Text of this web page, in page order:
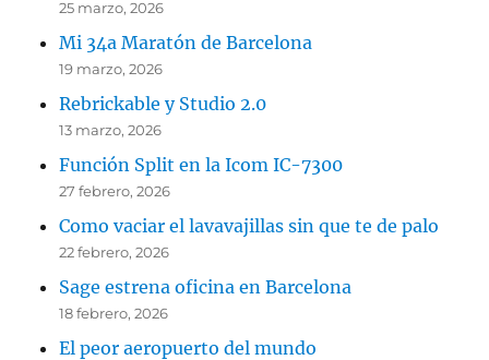
25 marzo, 2026
Mi 34a Maratón de Barcelona
19 marzo, 2026
Rebrickable y Studio 2.0
13 marzo, 2026
Función Split en la Icom IC-7300
27 febrero, 2026
Como vaciar el lavavajillas sin que te de palo
22 febrero, 2026
Sage estrena oficina en Barcelona
18 febrero, 2026
El peor aeropuerto del mundo